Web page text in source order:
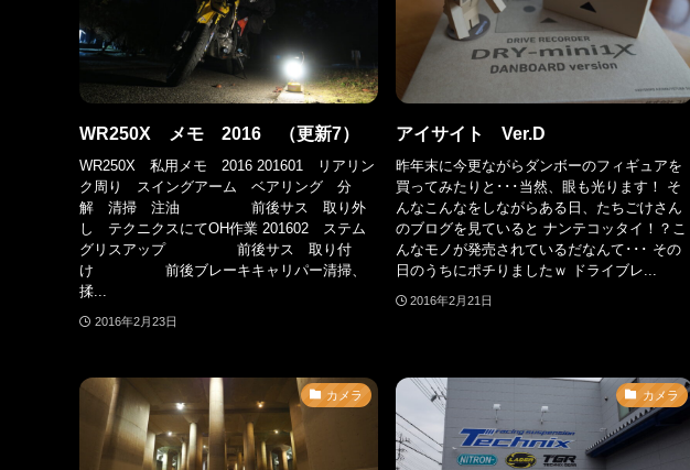
WR250X メモ 2016 （更新7）
WR250X 私用メモ 2016 201601 リアリン
ク周り スイングアーム ベアリング 分
解 清掃 注油 前後サス 取り外
し テクニクスにてOH作業 201602 ステム
グリスアップ 前後サス 取り付
け 前後ブレーキキャリパー清掃、
揉...
2016年2月23日
アイサイト Ver.D
昨年末に今更ながらダンボーのフィギュアを
買ってみたりと･･･当然、眼も光ります！ そ
んなこんなをしながらある日、たちごけさん
のブログを見ていると ナンテコッタイ！？こ
んなモノが発売されているだなんて･･･ その
日のうちにポチりましたｗ ドライブレ...
2016年2月21日
カメラ カメラ